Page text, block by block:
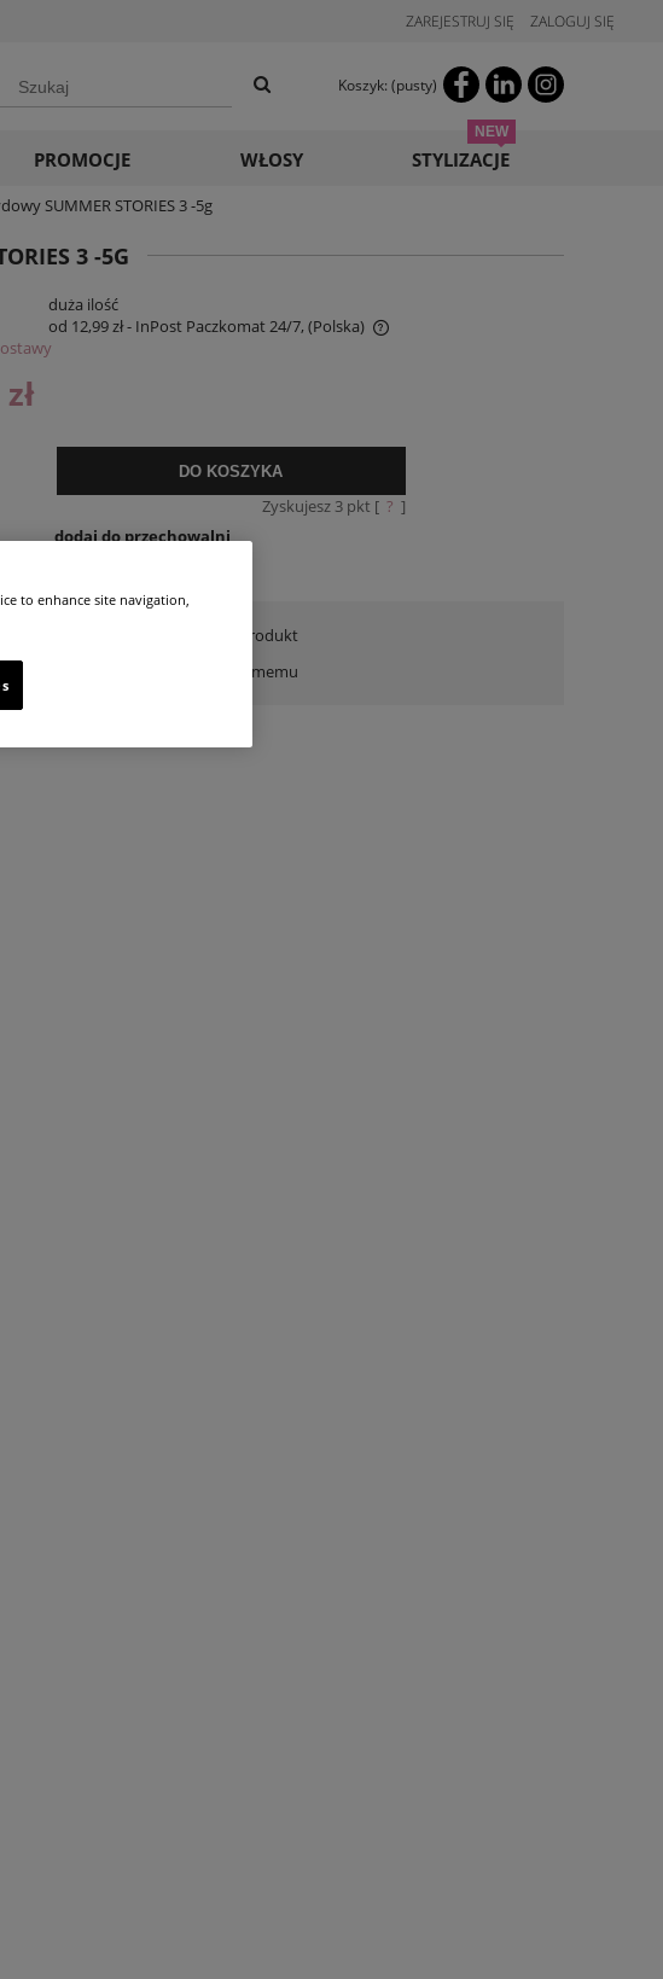
ZAREJESTRUJ SIĘ ZALOGUJ SIĘ
Koszyk: (pusty)
PROMOCJE WŁOSY STYLIZACJE
SUMMER STORIES 3 -5g
3 -5G
duża ilość
od 12,99 zł- InPost Paczkomat 24/7, (Polska)
DO KOSZYKA
Zyskujesz 3pkt [ ? ]
dodaj do przechowalni
zapytaj o produkt
poleć znajomemu
to enhance site navigation,